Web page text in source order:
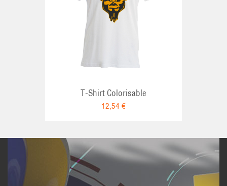
T-Shirt Colorisable
12,54 €